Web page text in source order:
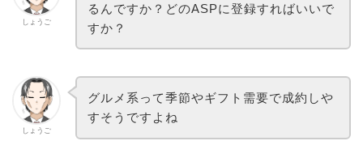
しょうご
るんですか？どのASPに登録すればいいで
すか？
しょうご
グルメ系って季節やギフト需要で成約しや
すそうですよね